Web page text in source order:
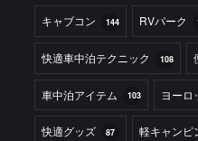
キャブコン 144 RVパーク
快適車中泊テクニック 108
車中泊アイテム 103 ヨーロ
快適グッズ 87 軽キャンピ